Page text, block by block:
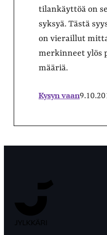
tilankäyttöä on
syksyä. Tästä
on vieraillut
merkinneet ylös
määriä.
Kysyn vaan